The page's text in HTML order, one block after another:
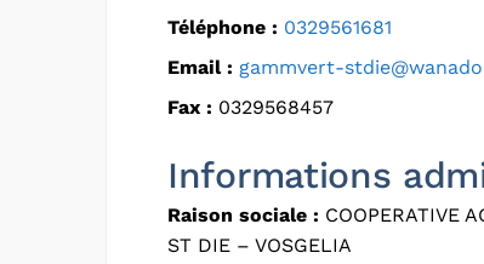
Téléphone : 0329561681
Email : gammvert-
Fax : 0329568457
Informations
Raison sociale : COOPERATIVE
ST DIE – VOSGELIA